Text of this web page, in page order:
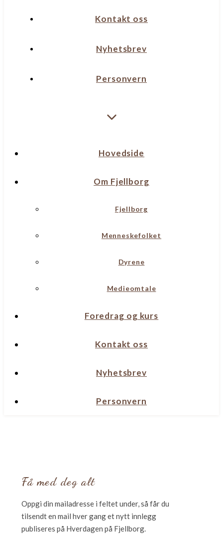
Kontakt oss
Nyhetsbrev
Personvern
Hovedside
Om Fjellborg
Fjellborg
Menneskefolket
Dyrene
Medieomtale
Foredrag og kurs
Kontakt oss
Nyhetsbrev
Personvern
Få med deg alt
Oppgi din mailadresse i feltet under, så får du
tilsendt en mail hver gang et nytt innlegg
publiseres på Hverdagen på Fjellborg.